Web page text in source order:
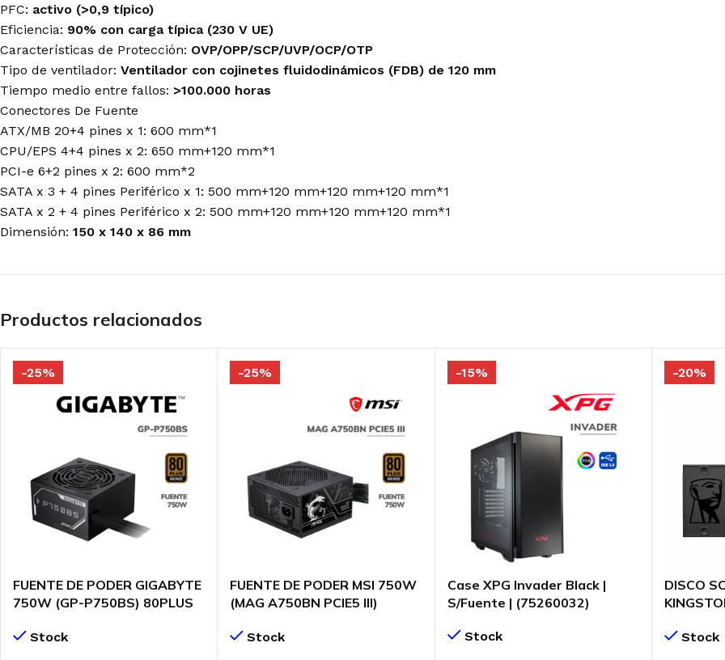
TARJETAS DE
VIDEO GAMER
Gigabyte
MSI
Zotac
TECLADO GAMER
Logitech G
Razer
Redragon
Blue
Fifine
Razer
PFC: activo (>0,9 típico)
Eficiencia: 90% con carga típica (230 V UE)
Características de Protección: OVP/OPP/SCP/UVP/OCP/OTP
Tipo de ventilador: Ventilador con cojinetes fluidodinámicos (FDB) de 120 mm
Tiempo medio entre fallos: >100.000 horas
Conectores De Fuente
ATX/MB 20+4 pines x 1: 600 mm*1
CPU/EPS 4+4 pines x 2: 650 mm+120 mm*1
PCI-e 6+2 pines x 2: 600 mm*2
SATA x 3 + 4 pines Periférico x 1: 500 mm+120 mm+120 mm+120 mm*1
SATA x 2 + 4 pines Periférico x 2: 500 mm+120 mm+120 mm+120 mm*1
Dimensión: 150 x 140 x 86 mm
Productos relacionados
-25%
FUENTE DE PODER GIGABYTE
750W (GP-P750BS) 80PLUS
Stock
-25%
FUENTE DE PODER MSI 750W
(MAG A750BN PCIE5 III)
Stock
-15%
Case XPG Invader Black |
S/Fuente | (75260032)
Stock
-20%
DISCO
Stock